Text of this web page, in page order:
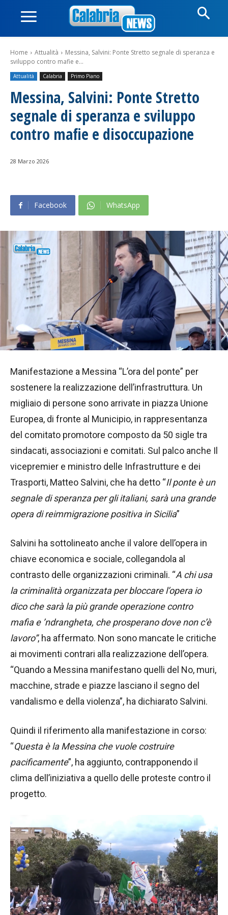
Home Attualità
Messina, Salvini: Ponte Stretto segnale di speranza e
sviluppo contro mafie e...
Attualità Calabria Primo Piano
Messina, Salvini: Ponte Stretto
segnale di speranza e sviluppo
contro mafie e disoccupazione
28 Marzo 2026
Facebook WhatsApp
Manifestazione a Messina “L’ora del ponte” per
sostenere la realizzazione dell’infrastruttura. Un
migliaio di persone sono arrivate in piazza Unione
Europea, di fronte al Municipio, in rappresentanza
del comitato promotore composto da 50 sigle tra
sindacati, associazioni e comitati. Sul palco anche Il
vicepremier e ministro delle Infrastrutture e dei
Trasporti, Matteo Salvini, che ha detto “Il ponte è un
segnale di speranza per gli italiani, sarà una grande
opera di reimmigrazione positiva in Sicilia”
Salvini ha sottolineato anche il valore dell’opera in
chiave economica e sociale, collegandola al
contrasto delle organizzazioni criminali. “A chi usa
la criminalità organizzata per bloccare l’opera io
dico che sarà la più grande operazione contro
mafia e ’ndrangheta, che prosperano dove non c’è
lavoro”, ha affermato. Non sono mancate le critiche
ai movimenti contrari alla realizzazione dell’opera.
“Quando a Messina manifestano quelli del No, muri,
macchine, strade e piazze lasciano il segno del
vandalismo e della violenza”, ha dichiarato Salvini.
Quindi il riferimento alla manifestazione in corso:
“Questa è la Messina che vuole costruire
pacificamente”, ha aggiunto, contrapponendo il
clima dell’iniziativa a quello delle proteste contro il
progetto.